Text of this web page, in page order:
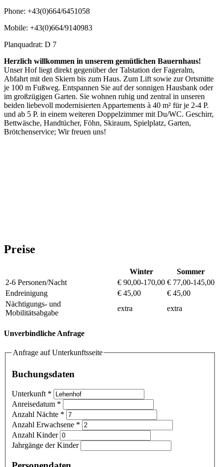
Phone: +43(0)664/6451058
Mobile: +43(0)664/9140983
Planquadrat: D 7
Herzlich willkommen in unserem gemütlichen Bauernhaus!
Unser Hof liegt direkt gegenüber der Talstation der Fageralm,
Abfahrt mit den Skiern bis zum Haus. Zum Lift sowie zur Ortsmitte
je 100 m Fußweg. Entspannen Sie auf der sonnigen Hausbank oder
im großzügigen Garten. Sie wohnen ruhig und zentral in unseren
beiden liebevoll modernisierten Appartements à 40 m² für je 2-4 P.
und ab 5 P. in einem weiteren Doppelzimmer mit Du/WC. Geschirr,
Bettwäsche, Handtücher, Föhn, Skiraum, Spielplatz, Garten,
Brötchenservice; Wir freuen uns!
Preise
Winter
Sommer
2-6 Personen/Nacht
€ 90,00-170,00 € 77,00-145,00
Endreinigung
€ 45,00
€ 45,00
Nächtigungs- und
Mobilitätsabgabe
extra extra
Unverbindliche Anfrage
Anfrage auf Unterkunftsseite
Buchungsdaten
Unterkunft *
Anreisedatum *
Anzahl Nächte *
Anzahl Erwachsene *
Anzahl Kinder
Jahrgänge der Kinder